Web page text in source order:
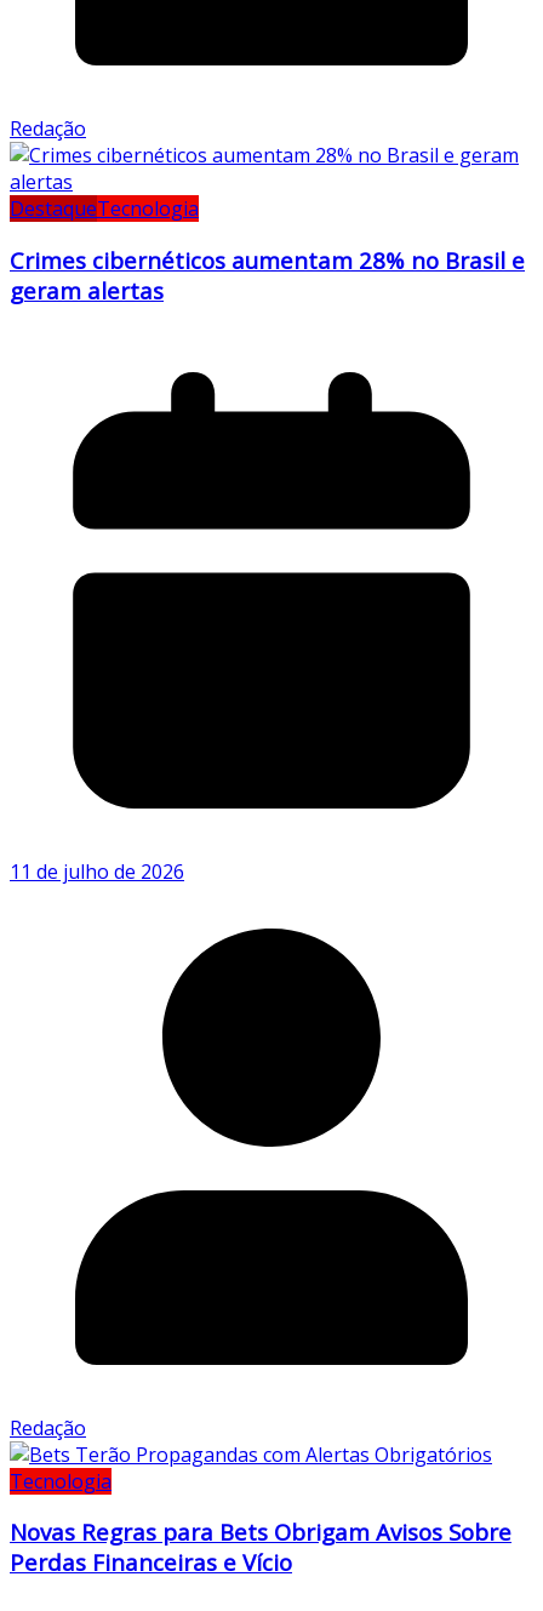
Redação
DestaqueTecnologia
Crimes cibernéticos aumentam 28% no Brasil e
geram alertas
11 de julho de 2026
Redação
Tecnologia
Novas Regras para Bets Obrigam Avisos Sobre
Perdas Financeiras e Vício